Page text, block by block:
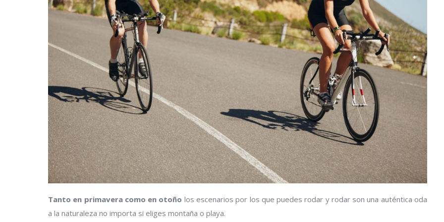
Tanto en primavera como en otoño los escenarios por los que puedes rodar y rodar son una auténtica oda
a la naturaleza no importa si eliges montaña o playa.